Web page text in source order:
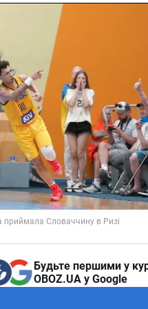
Будьте першими у
OBOZ.UA у Google